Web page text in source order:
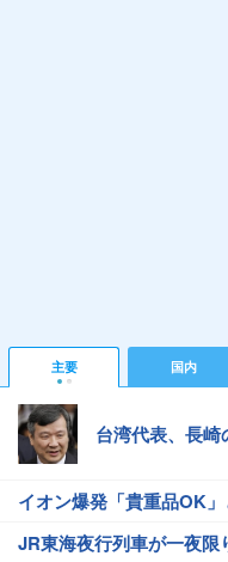
主要 国内
台湾代表、長
イオン爆発「貴重品OK
JR東海夜行列車が一夜限